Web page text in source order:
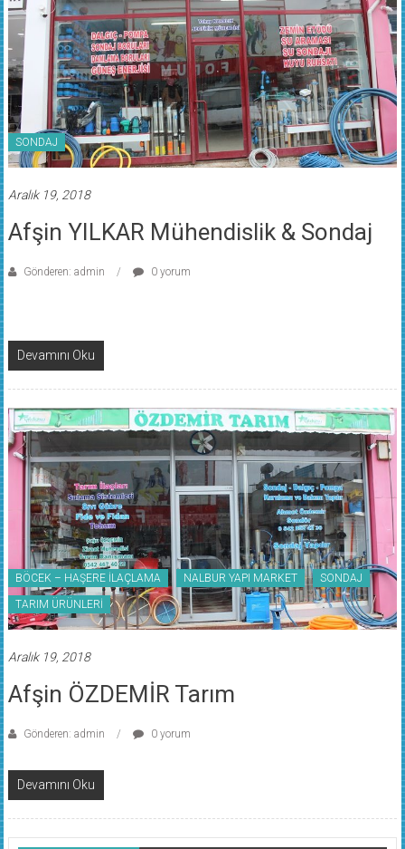
SONDAJ
Aralık 19, 2018
Afşin YILKAR Mühendislik & Sondaj
Gönderen: admin 0 yorum
Devamını Oku
BÖCEK – HAŞERE İLAÇLAMA NALBUR YAPI MARKET SONDAJ
TARIM ÜRÜNLERİ
Aralık 19, 2018
Afşin ÖZDEMİR Tarım
Gönderen: admin 0 yorum
Devamını Oku